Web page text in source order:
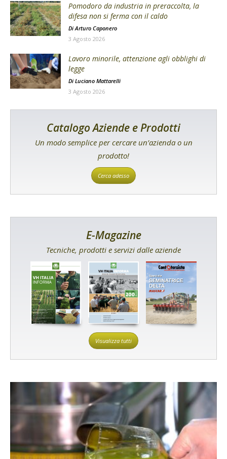
Pomodoro da industria in preraccolta, la
difesa non si ferma con il caldo
Di Arturo Caponero
3 Agosto 2026
Lavoro minorile, attenzione agli obblighi di
legge
Di Luciano Mattarelli
3 Agosto 2026
Catalogo Aziende e Prodotti
Un modo semplice per cercare un’azienda o un
prodotto!
Cerca adesso
E-Magazine
Tecniche, prodotti e servizi dalle aziende
Visualizza tutti